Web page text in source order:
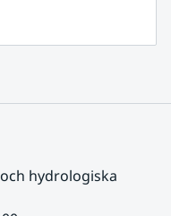
hydrologiska